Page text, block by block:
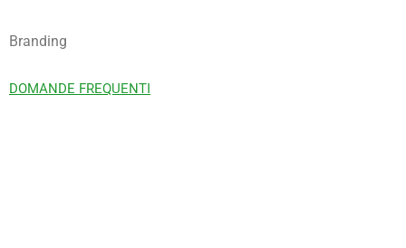
Branding
DOMANDE FREQUENTI